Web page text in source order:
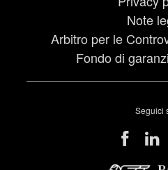
Note
Arbitro per le
Fondo di
Seguici